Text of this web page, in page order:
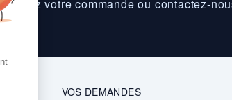
, suivez votre commande ou contactez-
VOS DEMANDES